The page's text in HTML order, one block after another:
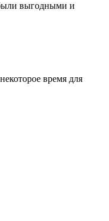
выгодными и
время для